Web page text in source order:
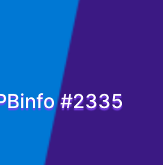
#2335